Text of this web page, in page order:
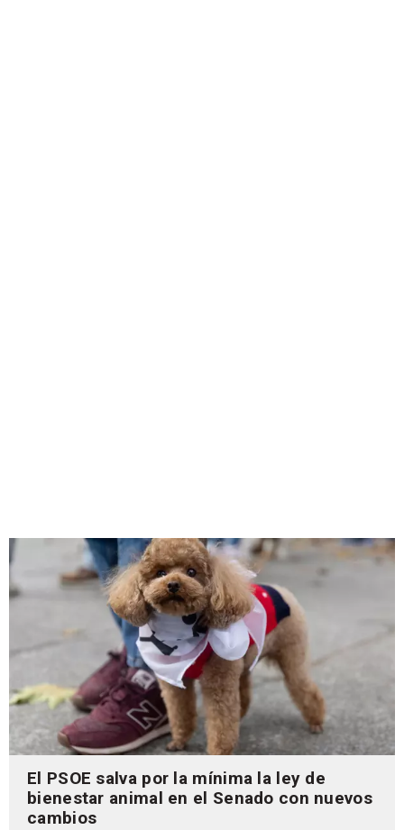
El PSOE salva por la mínima la ley de
bienestar animal en el Senado con nuevos
cambios